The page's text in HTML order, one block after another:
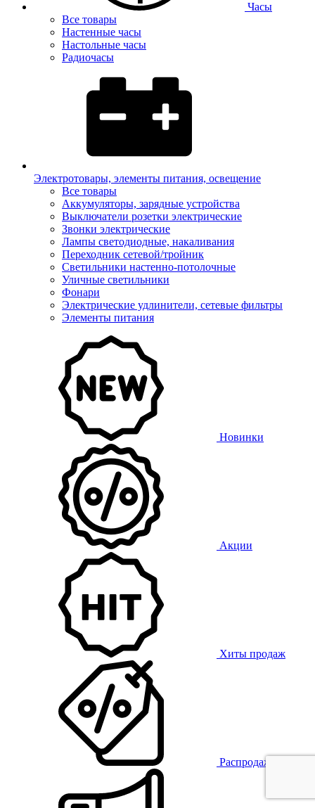
Часы
Все товары
Настенные часы
Настольные часы
Радиочасы
Электротовары, элементы питания, освещение
Все товары
Аккумуляторы, зарядные устройства
Выключатели розетки электрические
Звонки электрические
Лампы светодиодные, накаливания
Переходник сетевой/тройник
Светильники настенно-потолочные
Уличные светильники
Фонари
Электрические удлинители, сетевые фильтры
Элементы питания
Новинки
Акции
Хиты продаж
Распродажа